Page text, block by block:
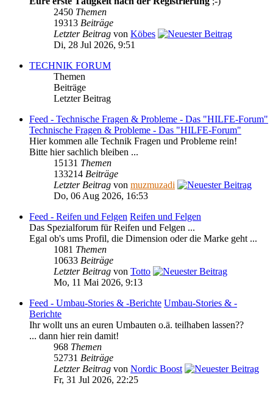
2450 Themen
19313 Beiträge
Letzter Beitrag von Köbes
Di, 28 Jul 2026, 9:51
TECHNIK FORUM
Themen
Beiträge
Letzter Beitrag
Feed - Technische Fragen & Probleme - Das "HILFE-Forum"
Technische Fragen & Probleme - Das "HILFE-Forum"
Hier kommen alle Technik Fragen und Probleme rein!
Bitte hier sachlich bleiben ...
15131 Themen
133214 Beiträge
Letzter Beitrag von muzmuzadi
Do, 06 Aug 2026, 16:53
Feed - Reifen und Felgen Reifen und Felgen
Das Spezialforum für Reifen und Felgen ...
Egal ob's ums Profil, die Dimension oder die Marke geht ...
1081 Themen
10633 Beiträge
Letzter Beitrag von Totto
Mo, 11 Mai 2026, 9:13
Feed - Umbau-Stories & -Berichte Umbau-Stories & -
Berichte
Ihr wollt uns an euren Umbauten o.ä. teilhaben lassen??
... dann hier rein damit!
968 Themen
52731 Beiträge
Letzter Beitrag von Nordic Boost
Fr, 31 Jul 2026, 22:25